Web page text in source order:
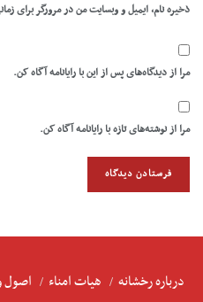
ذخیره نام، ایمیل و وبسایت من در مرورگر برای
مرا از دیدگاه‌های پس از این با رایانامه آگاه کن.
مرا از نوشته‌های تازه با رایانامه آگاه کن.
درباره رخشانه هیات امناء اصول